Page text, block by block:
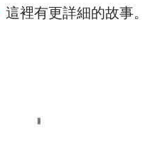
這裡有更詳細的故事。